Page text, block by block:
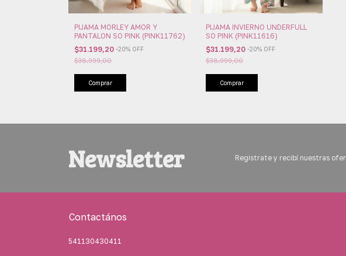
PIJAMA MORLEY AMOR Y
PANTALON SO PINK (PINK11762)
$31.199,20 -20% OFF
$38.999,00
Comprar
PIJAMA INVIERNO UNDERFULL
SO PINK (PINK11616)
$31.199,20 -20% OFF
$38.999,00
Comprar
Newsletter Registrate y recibí nuestras
Contactános
541130430411